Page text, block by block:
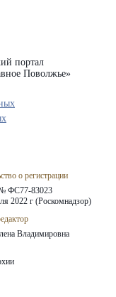
портал
Поволжье»
о регистрации
ФС77-83023
2022 г (Роскомнадзор)
Владимировна